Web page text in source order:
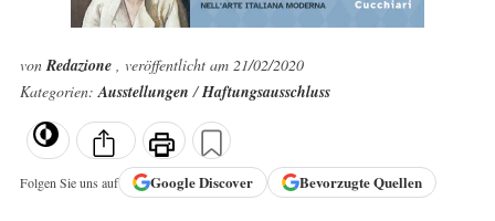
vonRedazione , veröffentlicht am 21/02/2020
Kategorien:Ausstellungen/Haftungsausschluss
Folgen Sie uns auf GoogleDiscover Bevorzugte Quellen